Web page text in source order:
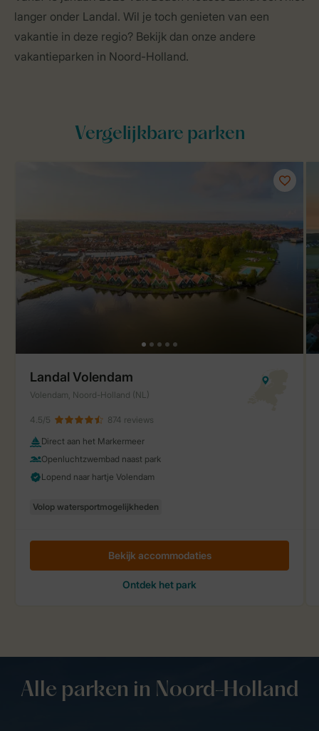
langer onder Landal. Wil je toch genieten van een
vakantie in deze regio? Bekijk dan onze andere
vakantieparken in Noord-Holland.
Alle parken in Noord-Holland